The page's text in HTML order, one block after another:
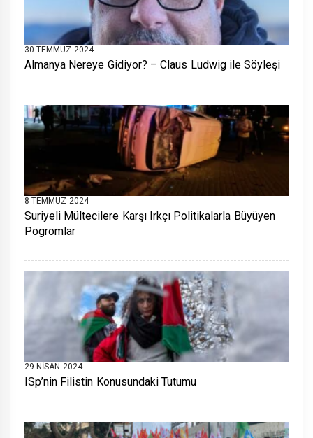
30 TEMMUZ 2024
Almanya Nereye Gidiyor? – Claus Ludwig ile Söyleşi
8 TEMMUZ 2024
Suriyeli Mültecilere Karşı Irkçı Politikalarla Büyüyen
Pogromlar
29 NISAN 2024
ISp’nin Filistin Konusundaki Tutumu